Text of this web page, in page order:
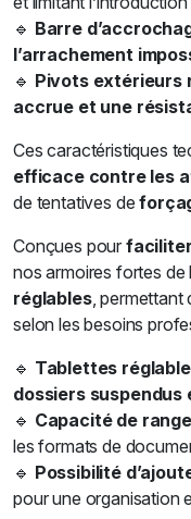
🔹 Barre
l’arrachement
🔹 Pivots extérieurs
accrue et une
Ces caractéristiques
efficace contre les
de tentatives de
Conçues pour
nos armoires fortes de
réglables, permettant
selon les besoins
🔹 Tablettes
dossiers
🔹 Capacité de
les formats de
🔹 Possibilité
pour une organisation